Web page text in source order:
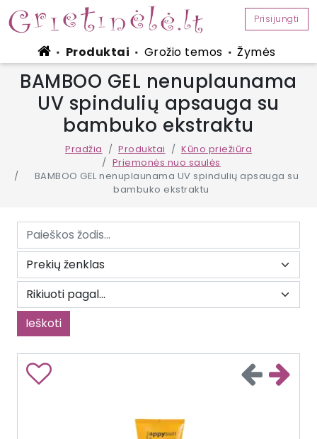
Prisijungti
■ Produktai ■ Grožio temos ■ Žymės
BAMBOO GEL nenuplaunama
UV spindulių apsauga su
bambuko ekstraktu
Pradžia Produktai
Kūno priežiūra
Priemonės nuo saulės
BAMBOO GEL nenuplaunama UV spindulių apsauga su
bambuko ekstraktu
Ieškoti